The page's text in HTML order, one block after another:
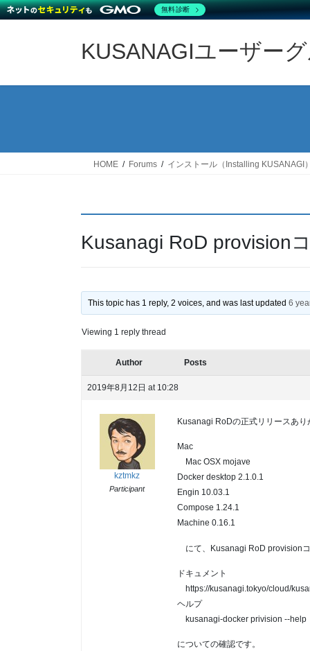
KUSANAGIユーザー
HOME Forums インストール（Installing KUSANAGI）
Kusanagi RoD provision
This topic has 1 reply, 2 voices, and was last updated6
Viewing 1 reply thread
Author Posts
2019年8月12日 at 10:28
kztmkz
Participant
Kusanagi RoDの正式リリースあり
Mac
Mac OSX mojave
Docker desktop 2.1.0.1
Engin 10.03.1
Compose 1.24.1
Machine 0.16.1
にて、Kusanagi RoD provisionコ
ドキュメント
https://kusanagi.tokyo/cloud/
ヘルプ
kusanagi-docker privision --help
についての確認です。
無料診断